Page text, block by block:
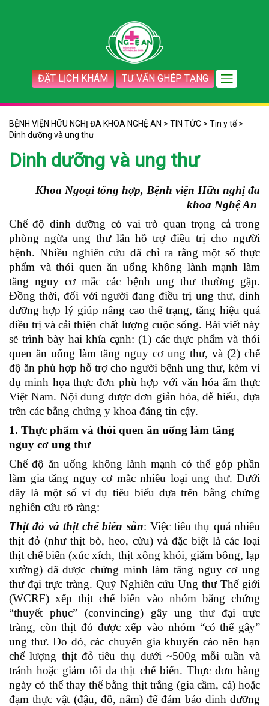
ĐẶT LỊCH KHÁM TƯ VẤN GHÉP TẠNG
BỆNH VIỆN HỮU NGHỊ ĐA KHOA NGHỆ AN > TIN TỨC > Tin y tế>
Dinh dưỡng và ung thư
Dinh dưỡng và ung thư
Khoa Ngoại tổng hợp, Bệnh viện Hữu nghị đa
khoa Nghệ An
Chế độ dinh dưỡng có vai trò quan trọng cả trong
phòng ngừa ung thư lẫn hỗ trợ điều trị cho người
bệnh. Nhiều nghiên cứu đã chỉ ra rằng một số thực
phẩm và thói quen ăn uống không lành mạnh làm
tăng nguy cơ mắc các bệnh ung thư thường gặp.
Đồng thời, đối với người đang điều trị ung thư, dinh
dưỡng hợp lý giúp nâng cao thể trạng, tăng hiệu quả
điều trị và cải thiện chất lượng cuộc sống. Bài viết này
sẽ trình bày hai khía cạnh: (1) các thực phẩm và thói
quen ăn uống làm tăng nguy cơ ung thư, và (2) chế
độ ăn phù hợp hỗ trợ cho người bệnh ung thư, kèm ví
dụ minh họa thực đơn phù hợp với văn hóa ẩm thực
Việt Nam. Nội dung được đơn giản hóa, dễ hiểu, dựa
trên các bằng chứng y khoa đáng tin cậy.
1. Thực phẩm và thói quen ăn uống làm tăng
nguy cơ ung thư
Chế độ ăn uống không lành mạnh có thể góp phần
làm gia tăng nguy cơ mắc nhiều loại ung thư. Dưới
đây là một số ví dụ tiêu biểu dựa trên bằng chứng
nghiên cứu rõ ràng:
Thịt đỏ và thịt chế biến sẵn: Việc tiêu thụ quá nhiều
thịt đỏ (như thịt bò, heo, cừu) và đặc biệt là các loại
thịt chế biến (xúc xích, thịt xông khói, giăm bông, lạp
xưởng) đã được chứng minh làm tăng nguy cơ ung
thư đại trực tràng. Quỹ Nghiên cứu Ung thư Thế giới
(WCRF) xếp thịt chế biến vào nhóm bằng chứng
“thuyết phục” (convincing) gây ung thư đại trực
tràng, còn thịt đỏ được xếp vào nhóm “có thể gây”
ung thư. Do đó, các chuyên gia khuyến cáo nên hạn
chế lượng thịt đỏ tiêu thụ dưới ~500g mỗi tuần và
tránh hoặc giảm tối đa thịt chế biến. Thực đơn hàng
ngày có thể thay thế bằng thịt trắng (gia cầm, cá) hoặc
đạm thực vật (đậu, đỗ, nấm) để đảm bảo dinh dưỡng